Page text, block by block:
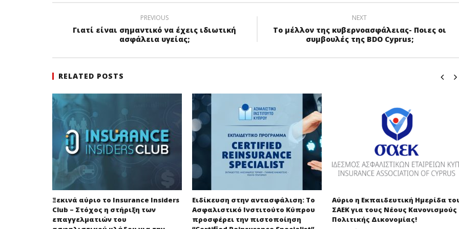
PREVIOUS
Γιατί είναι σημαντικό να έχεις ιδιωτική
ασφάλεια υγείας;
NEXT
Το μέλλον της κυβερνοασφάλειας- Ποιες οι
συμβουλές της BDO Cyprus;
RELATED POSTS
Ξεκινά αύριο το Insurance Insiders
Club – Στόχος η στήριξη των
επαγγελματιών του
Ειδίκευση στην αντασφάλιση: Το
Ασφαλιστικό Ινστιτούτο Κύπρου
προσφέρει την πιστοποίηση
Αύριο η Εκπαιδευτική Ημερίδα
ΣΑΕΚ για τους Νέους Κανονισμούς
Πολιτικής Δικονομίας!